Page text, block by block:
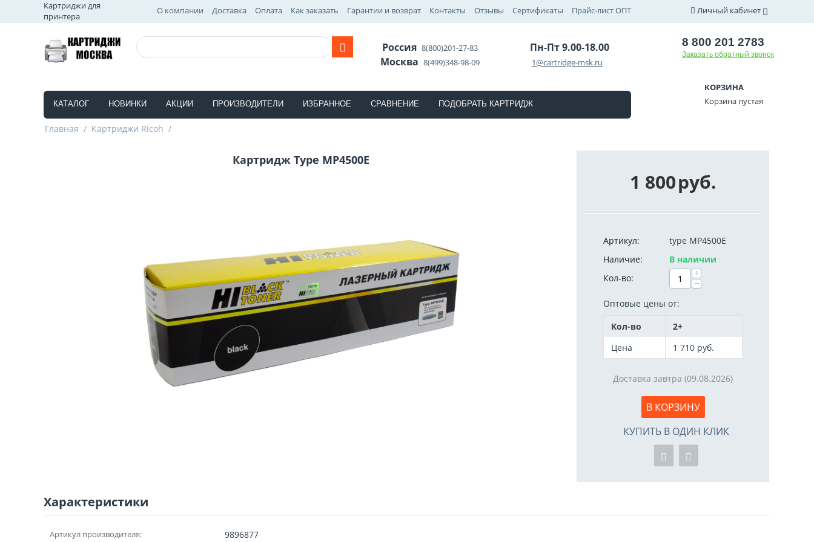
Картриджи для
принтера
О компании Доставка Оплата Как заказать Гарантии и возврат Контакты Отзывы Сертификаты Прайс-лист ОПТ Личный кабинет
Россия8(800)201-27-83
Москва8(499)348-98-09
Пн-Пт 9.00-18.00
1@cartridge-msk.ru
8 800 201 2783
Заказать обратный звонок
КАТАЛОГ НОВИНКИ АКЦИИ ПРОИЗВОДИТЕЛИ ИЗБРАННОЕ СРАВНЕНИЕ ПОДОБРАТЬ КАРТРИДЖ
КОРЗИНА
Корзина пустая
Главная / Картриджи Ricoh /
Картридж Type MP4500E
1 800руб.
Артикул:
type MP4500E
Наличие:
В наличии
Кол-во:
+
−
Оптовые цены от:
Кол-во
2+
Цена
1 710 руб.
Доставка завтра (09.08.2026)
В КОРЗИНУ
КУПИТЬ В ОДИН КЛИК
Характеристики
Артикул производителя: 9896877